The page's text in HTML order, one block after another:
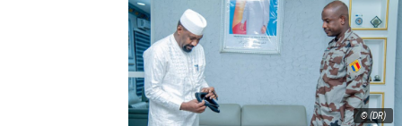
© (DR)